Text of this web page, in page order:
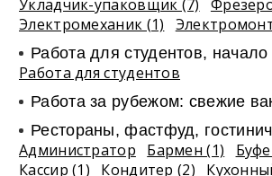
Укладчик-упаковщик (7)
Электромеханик (1)
Работа для студентов,
Работа для студентов
Работа за рубежом: свежие
Рестораны, фастфуд,
Администратор Бармен (1)
Кассир (1)
Кондитер (2)